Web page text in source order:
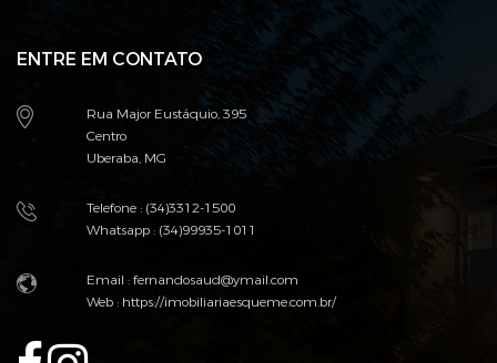
ENTRE EM CONTATO
Rua Major Eustáquio, 395
Centro
Uberaba, MG
Telefone : (34)3312-1500
Whatsapp : (34)99935-1011
Email :fernandosaud@ymail.com
Web :https://imobiliariaesqueme.com.br/